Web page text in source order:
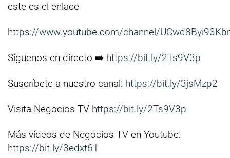
este es el enlace
https://www.youtube.com/channel/
Síguenos en directo ➡️ https://bit.ly/2Ts9V3p
Suscríbete a nuestro canal: https://bit.ly/3jsMzp2
Visita Negocios TV https://bit.ly/2Ts9V3p
Más vídeos de Negocios TV en Youtube:
https://bit.ly/3edxt61